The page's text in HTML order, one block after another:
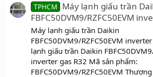
TPHCM
Máy lạnh giấu trần
FBFC50DVM9/RZFC50EVM
Máy lạnh giấu trần Daikin
FBFC50DVM9/RZFC50EVM
lạnh giấu trần Daikin
inverter gas R32 Mã sản phẩm:
FBFC50DVM9/RZFC50EVM